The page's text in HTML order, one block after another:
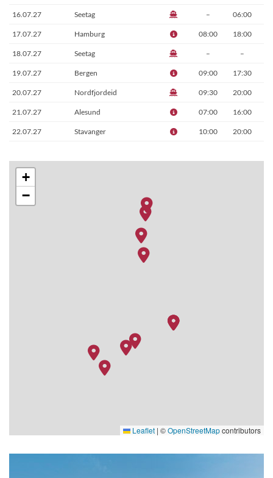
16.07.27 Seetag – 06:00
17.07.27 Hamburg 08:00 18:00
18.07.27 Seetag – –
19.07.27 Bergen 09:00 17:30
20.07.27 Nordfjordeid 09:30 20:00
21.07.27 Alesund 07:00 16:00
22.07.27 Stavanger 10:00 20:00
24.07.27
+
−
Leaflet | ©OpenStreetMapcontributors